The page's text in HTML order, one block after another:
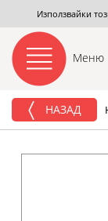
Използвайки
Меню
НАЗАД